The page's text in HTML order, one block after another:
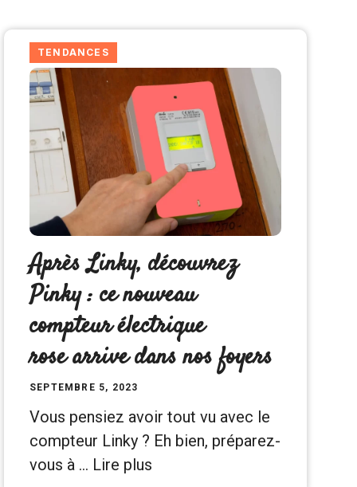
TENDANCES
Après Linky, découvrez
Pinky : ce nouveau
compteur électrique
rose arrive dans nos foyers
SEPTEMBRE 5, 2023
Vous pensiez avoir tout vu avec le
compteur Linky ? Eh bien, préparez-
vous à … Lire plus